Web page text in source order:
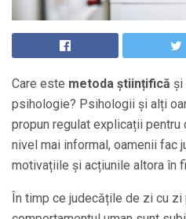
Care este metoda științifică și
psihologie? Psihologii și alți
propun regulat explicații pentru
nivel mai informal, oamenii fac
motivațiile și acțiunile altora în
În timp ce judecățile de zi cu